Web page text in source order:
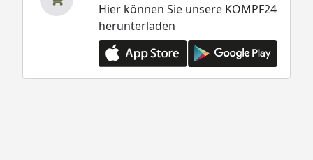
Hier können Sie unsere KÖMPF24
herunterladen